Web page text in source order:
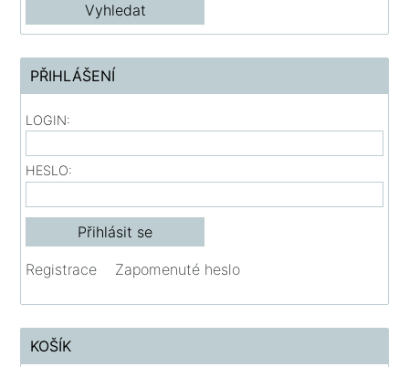
PŘIHLÁŠENÍ
LOGIN:
HESLO:
Registrace Zapomenuté heslo
KOŠÍK